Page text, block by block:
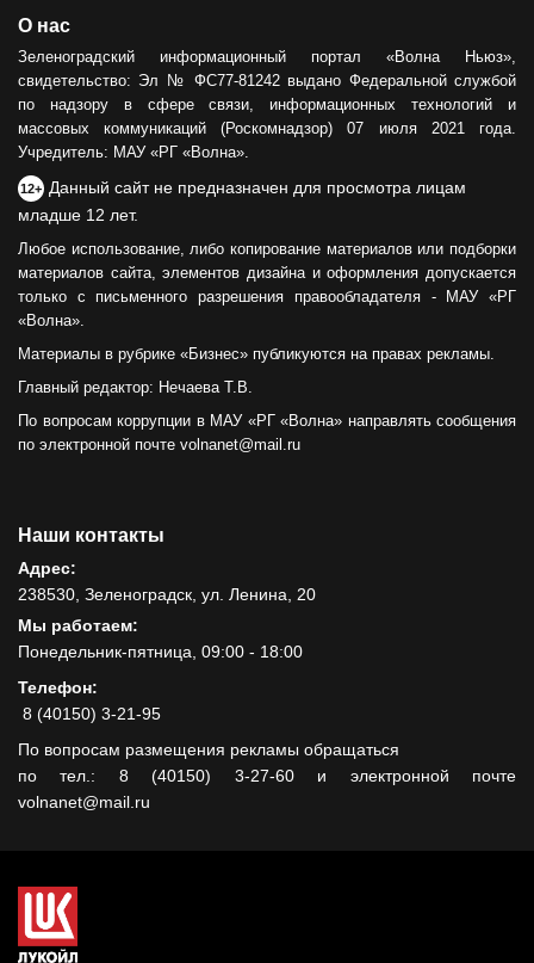
О нас
Зеленоградский информационный портал «Волна Ньюз»,
свидетельство: Эл № ФС77-81242 выдано Федеральной службой
по надзору в сфере связи, информационных технологий и
массовых коммуникаций (Роскомнадзор) 07 июля 2021 года.
Учредитель: МАУ «РГ «Волна».
12+ Данный сайт не предназначен для просмотра лицам
младше 12 лет.
Любое использование, либо копирование материалов или подборки
материалов сайта, элементов дизайна и оформления допускается
только с письменного разрешения правообладателя - МАУ «РГ
«Волна».
Материалы в рубрике «Бизнес» публикуются на правах рекламы.
Главный редактор: Нечаева Т.В.
По вопросам коррупции в МАУ «РГ «Волна» направлять сообщения
по электронной почте volnanet@mail.ru
Наши контакты
Адрес:
238530, Зеленоградск, ул. Ленина, 20
Мы работаем:
Понедельник-пятница, 09:00 - 18:00
Телефон:
8 (40150) 3-21-95
По вопросам размещения рекламы обращаться
по тел.: 8 (40150) 3-27-60 и электронной почте
volnanet@mail.ru